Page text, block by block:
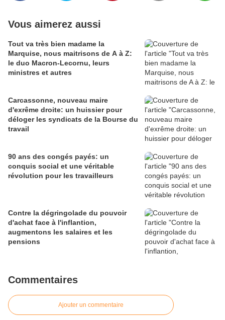
Vous aimerez aussi
Tout va très bien madame la
Marquise, nous maitrisons de A à Z:
le duo Macron-Lecornu, leurs
ministres et autres
Carcassonne, nouveau maire
d'exrême droite: un huissier pour
déloger les syndicats de la Bourse du
travail
90 ans des congés payés: un
conquis social et une véritable
révolution pour les travailleurs
Contre la dégringolade du pouvoir
d'achat face à l'inflantion,
augmentons les salaires et les
pensions
Commentaires
Ajouter un commentaire